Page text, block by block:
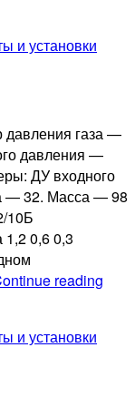
и установки
давления газа —
давления —
ДУ входного
— 32. Масса — 98
10Б
0,6 0,3
reading
и установки